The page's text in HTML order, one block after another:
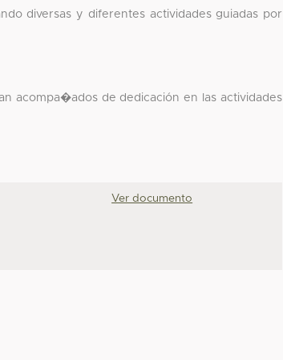
diversas y diferentes actividades guiadas por
acompa�ados de dedicación en las actividades
Ver documento